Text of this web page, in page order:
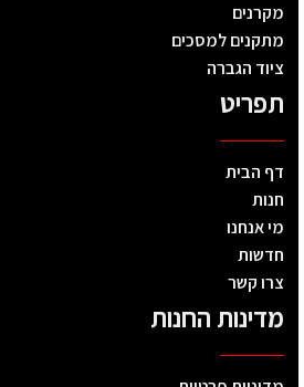
מקרנים
מתקנים למסכים
ציוד הגברה
תפריט
דף הבית
חנות
מי אנחנו
חדשות
צרו קשר
מדינות החנות